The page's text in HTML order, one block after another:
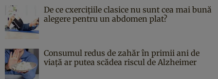
De ce cxercițiile clasice nu sunt cea mai bună
alegere pentru un abdomen plat?
Consumul redus de zahăr în primii ani de
viață ar putea scădea riscul de Alzheimer